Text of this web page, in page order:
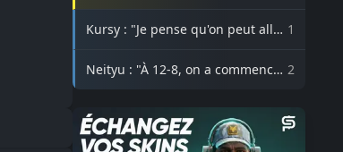
Kursy : "Je pense qu'on peut aller
3DMAX"
1
Neityu : "À 12-8, on a commencé 2